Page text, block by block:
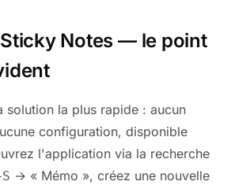
Notes — le point
solution la plus rapide : aucun
configuration, disponible
l'application via la recherche
→ « Mémo », créez une nouvelle